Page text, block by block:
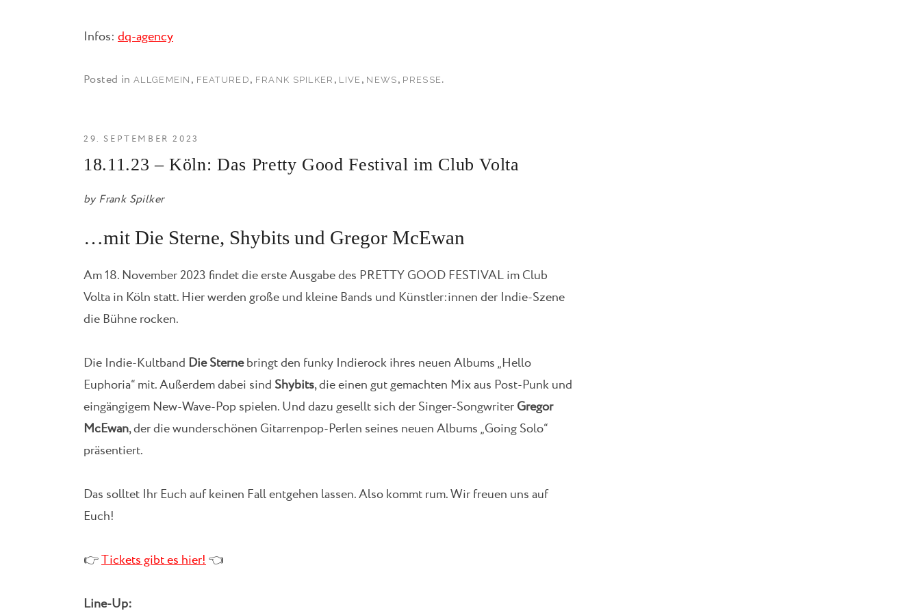
Infos: dq-agency
Posted in ALLGEMEIN , FEATURED , FRANK SPILKER , LIVE , NEWS , PRESSE.
18.11.23 – Köln: Das Pretty Good Festival im Club Volta
by Frank Spilker
29. SEPTEMBER 2023
…mit Die Sterne, Shybits und Gregor McEwan
Am 18. November 2023 findet die erste Ausgabe des PRETTY GOOD FESTIVAL im Club
Volta in Köln statt. Hier werden große und kleine Bands und Künstler:innen der Indie-Szene
die Bühne rocken.
Die Indie-Kultband Die Sternebringt den funky Indierock ihres neuen Albums „Hello
Euphoria“ mit. Außerdem dabei sind Shybits, die einen gut gemachten Mix aus Post-Punk und
eingängigem New-Wave-Pop spielen. Und dazu gesellt sich der Singer-SongwriterGregor
McEwan, der die wunderschönen Gitarrenpop-Perlen seines neuen Albums „Going Solo“
präsentiert.
Das solltet Ihr Euch auf keinen Fall entgehen lassen. Also kommt rum. Wir freuen uns auf
Euch!
👉Tickets gibt es hier!👈
Line-Up: